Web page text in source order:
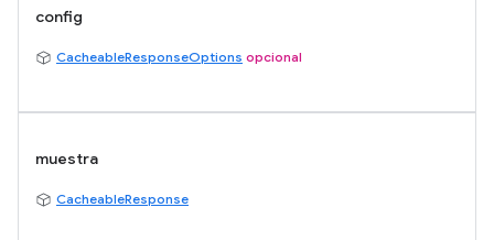
config
CacheableResponseOptions opcional
muestra
CacheableResponse